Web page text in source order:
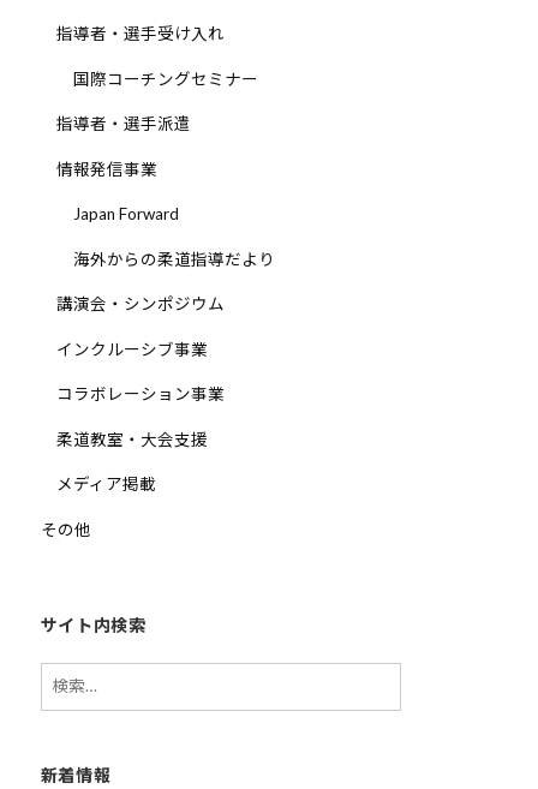
指導者・選手受け入れ
国際コーチングセミナー
指導者・選手派遣
情報発信事業
Japan Forward
海外からの柔道指導だより
講演会・シンポジウム
インクルーシブ事業
コラボレーション事業
柔道教室・大会支援
メディア掲載
その他
サイト内検索
検
索:
新着情報